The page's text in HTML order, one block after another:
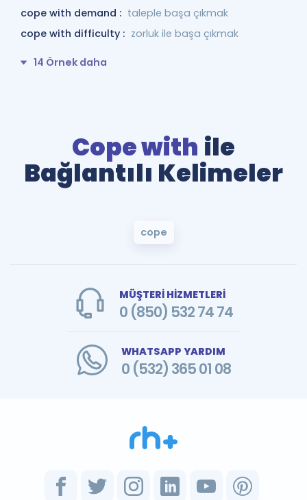
cope with demand : taleple başa çıkmak
cope with difficulty : zorluk ile başa çıkmak
14 Örnek daha
Cope with ile
Bağlantılı Kelimeler
cope
MÜŞTERİ HİZMETLERİ
0 (850) 532 74 74
WHATSAPP YARDIM
0 (532) 365 01 08